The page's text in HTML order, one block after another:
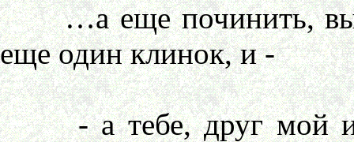
…а еще починить,
еще один клинок, и -
- а тебе, друг мой и